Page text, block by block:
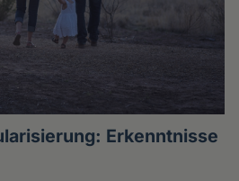
Erkenntnisse